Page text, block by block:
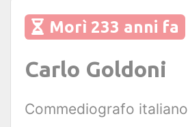
Morì 233 anni fa
Carlo Goldoni
Commediografo italiano